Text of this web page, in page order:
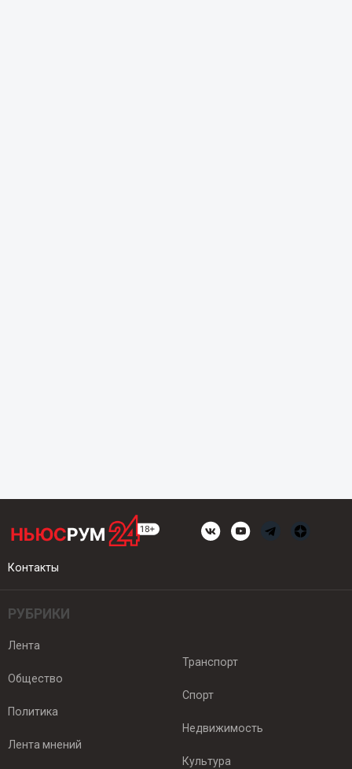
Контакты
РУБРИКИ
Лента
Общество
Политика
Лента мнений
Транспорт
Спорт
Недвижимость
Культура